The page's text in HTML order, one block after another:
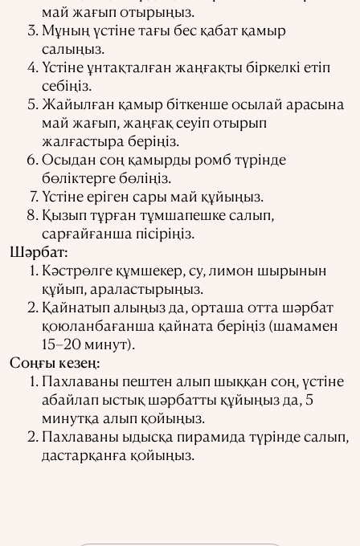
май жағып отырыңыз.
Мұның үстіне тағы бес қабат қамыр
салыңыз.
Үстіне ұнтақталған жаңғақты біркелкі етіп
себіңіз.
Жайылған қамыр біткенше осылай арасына
май жағып, жаңғақ сеуіп отырып
жалғастыра беріңіз.
Осыдан соң қамырды ромб түрінде
бөліктерге бөліңіз.
Үстіне еріген сары май құйыңыз.
Қызып тұрған тұмшапешке салып,
сарғайғанша пісіріңіз.
Шәрбат:
Кәстрөлге құмшекер, су, лимон шырынын
құйып, араластырыңыз.
Қайнатып алыңыз да, орташа отта шәрбат
қоюланбағанша қайната беріңіз (шамамен
15–20 минут).
Соңғы кезең:
Пахлаваны пештен алып шыққан соң, үстіне
абайлап ыстық шәрбатты құйыңыз да, 5
минутқа алып қойыңыз.
Пахлаваны ыдысқа пирамида түрінде салып,
дастарқанға қойыңыз.